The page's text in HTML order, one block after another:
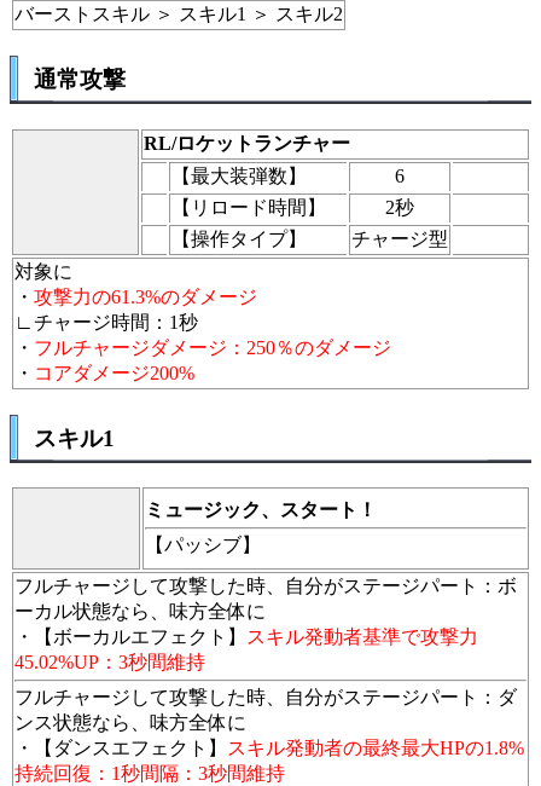
バーストスキル ＞ スキル1 ＞ スキル2
通常攻撃
RL/ロケットランチャー
【最大装弾数】
6
【リロード時間】
2秒
【操作タイプ】
チャージ型
対象に
・ 攻撃力の61.3%のダメージ
∟チャージ時間：1秒
・ フルチャージダメージ：250％のダメージ
・ コアダメージ200%
スキル1
ミュージック、スタート！
【パッシブ】
フルチャージして攻撃した時、自分がステージパート：ボ
ーカル状態なら、味方全体に
・【ボーカルエフェクト】
スキル発動者基準で攻撃力
45.02%UP：3秒間維持
フルチャージして攻撃した時、自分がステージパート：ダ
ンス状態なら、味方全体に
・【ダンスエフェクト】
スキル発動者の最終最大HPの1.8%
持続回復：1秒間隔：3秒間維持